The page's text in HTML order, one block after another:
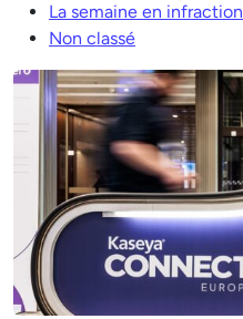
La semaine en infraction
Non classé